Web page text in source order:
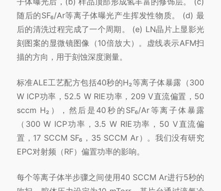
随后的SF₆/Ar等离子体曝光产生挥发性物质。 (d) 最
后的清洗过程完成了一个周期。 (e) LN晶片上显影光
刻图案的显微镜图像（10倍放大）。虚线表示AFM扫
描的方向，用于刻蚀深度测量。
标准ALE工艺配方包括40秒的H₂等离子体暴露（300
W ICP功率，52.5 W RIE功率，209 V直流偏置，50
sccm H₂），然后是40秒的SF₆/Ar等离子体暴露
（300 W ICP功率，3.5 W RIE功率，50 V直流偏
置，17 SCCM SF₆，35 SCCM Ar）。我们没有研究
EPC对射频（RF）偏置功率的影响。
每个等离子体半步骤之间使用40 SCCM Ar进行5秒的